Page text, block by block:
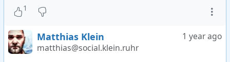
1
1 year ago
Matthias Klein
matthias@social.klein.ruhr